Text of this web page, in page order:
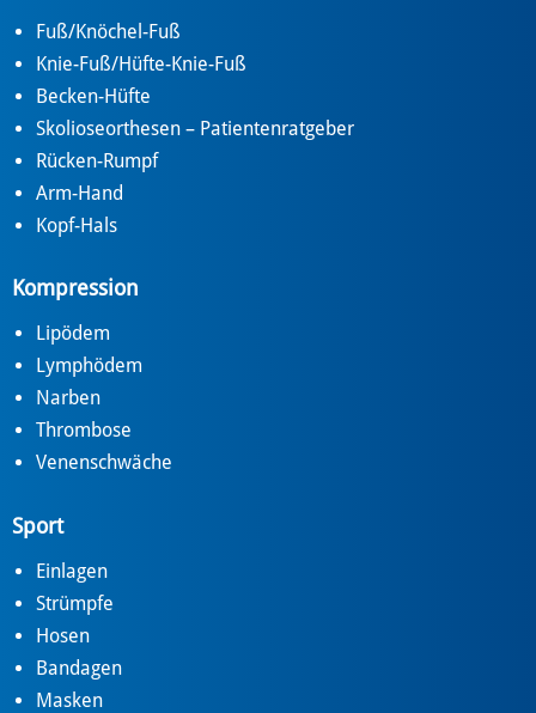
Fuß/Knöchel-Fuß
Knie-Fuß/Hüfte-Knie-Fuß
Becken-Hüfte
Skolioseorthesen – Patientenratgeber
Rücken-Rumpf
Arm-Hand
Kopf-Hals
Kompression
Lipödem
Lymphödem
Narben
Thrombose
Venenschwäche
Sport
Einlagen
Strümpfe
Hosen
Bandagen
Masken